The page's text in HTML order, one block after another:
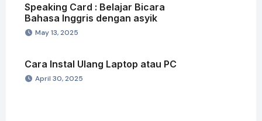
Speaking Card : Belajar Bicara
Bahasa Inggris dengan asyik
May 13, 2025
Cara Instal Ulang Laptop atau PC
April 30, 2025